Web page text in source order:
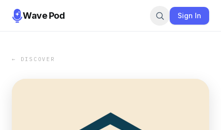
Wave Pod Sign In
← DISCOVER